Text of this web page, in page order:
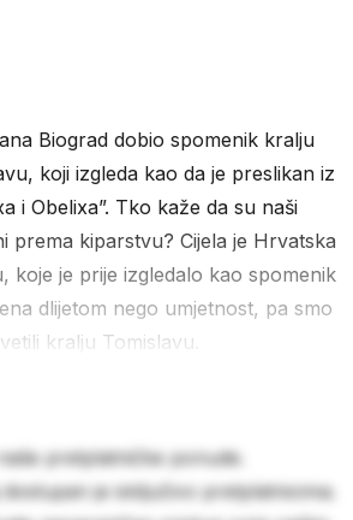
Biograd dobio spomenik kralju
koji izgleda kao da je preslikan iz
i Obelixa”. Tko kaže da su naši
prema kiparstvu? Cijela je Hrvatska
koje je prije izgledalo kao spomenik
dlijetom nego umjetnost, pa smo
kralju Tomislavu.
pretplatničke ponude.
dostupan je isključivo pretplatnicima.